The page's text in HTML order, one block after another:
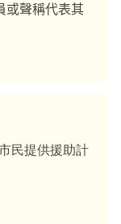
或聲稱代表其
民提供援助計